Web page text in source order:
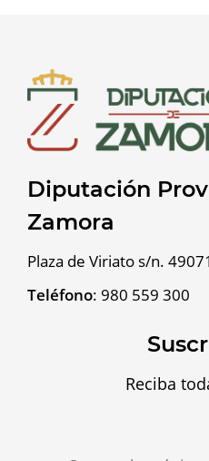
Diputación
Zamora
Plaza de Viriato s/n.
Teléfono: 980 559 300
Reciba